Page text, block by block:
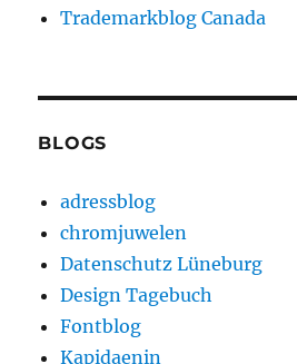
Trademarkblog Canada
BLOGS
adressblog
chromjuwelen
Datenschutz Lüneburg
Design Tagebuch
Fontblog
Kapidaenin